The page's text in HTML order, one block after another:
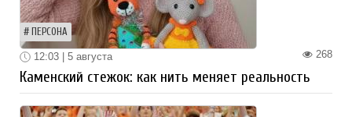
ПЕРСОНА
268
12:03 | 5 августа
Каменский стежок: как нить меняет реальность